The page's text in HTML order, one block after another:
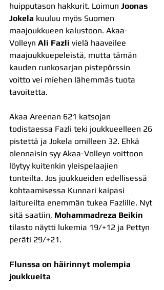
huipputason hakkurit. Loimun Joonas
Jokela kuuluu myös Suomen
maajoukkueen kalustoon. Akaa-
Volleyn Ali Fazli vielä haaveilee
maajoukkuepeleistä, mutta tämän
kauden runkosarjan pistepörssin
voitto vei miehen lähemmäs tuota
tavoitetta.
Akaa Areenan 621 katsojan
todistaessa Fazli teki joukkueelleen 26
pistettä ja Jokela omilleen 32. Ehkä
olennaisin syy Akaa-Volleyn voittoon
löytyy kuitenkin yleispelaajien
tonteilta. Jos joukkueiden edellisessä
kohtaamisessa Kunnari kaipasi
laitureilta enemmän tukea Fazlille. Nyt
sitä saatiin, Mohammadreza Beikin
tilasto näytti lukemia 19/+12 ja Pettyn
peräti 29/+21.
Flunssa on häirinnyt molempia
joukkueita